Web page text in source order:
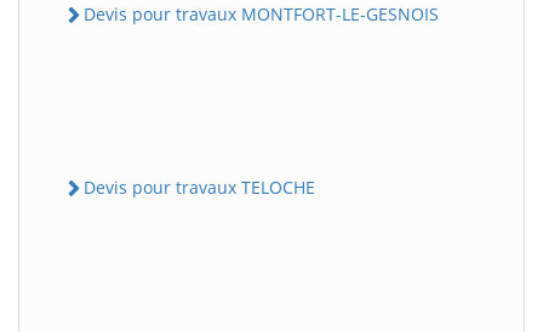
Devis pour travaux MONTFORT-LE-GESNOIS
Devis pour travaux TELOCHE